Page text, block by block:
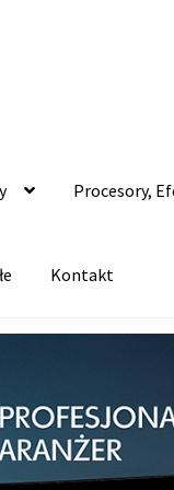
Procesory,
Kontakt